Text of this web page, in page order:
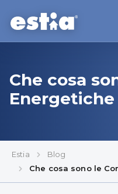
Che cosa
Energetiche
Estia
Blog
Che cosa sono le